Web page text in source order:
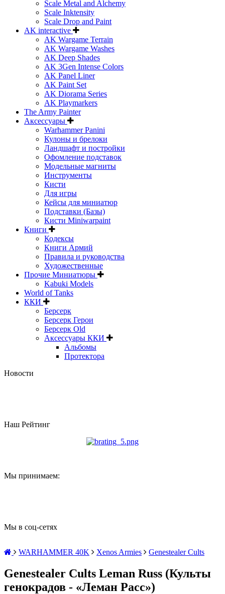
Scale Metal and Alchemy
Scale Inktensity
Scale Drop and Paint
AK interactive
AK Wargame Terrain
AK Wargame Washes
AK Deep Shades
AK 3Gen Intense Colors
AK Panel Liner
AK Paint Set
AK Diorama Series
AK Playmarkers
The Army Painter
Аксессуары
Warhammer Panini
Кулоны и брелоки
Ландшафт и постройки
Офомление подставок
Модельные магниты
Инструменты
Кисти
Для игры
Кейсы для миниатюр
Подставки (Базы)
Кисти Miniwarpaint
Книги
Кодексы
Книги Армий
Правила и руководства
Художественные
Прочие Миниатюры
Kabuki Models
World of Tanks
ККИ
Берсерк
Берсерк Герои
Берсерк Old
Аксессуары ККИ
Альбомы
Протектора
Новости
Наш Рейтинг
Мы принимаем:
Мы в соц-сетях
WARHAMMER 40K Xenos Armies Genestealer Cults
Genestealer Cults Leman Russ (Культы
генокрадов - «Леман Расс»)